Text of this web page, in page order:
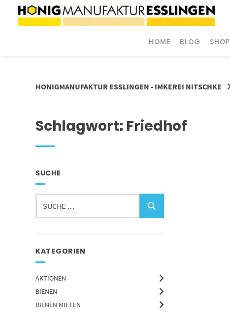
Springe
Inhalt
HOME
BLOG SHOP
HONIGMANUFAKTUR ESSLINGEN - IMKEREI NITSCHKE
Schlagwort: Friedhof
SUCHE
KATEGORIEN
AKTIONEN
BIENEN
BIENEN MIETEN